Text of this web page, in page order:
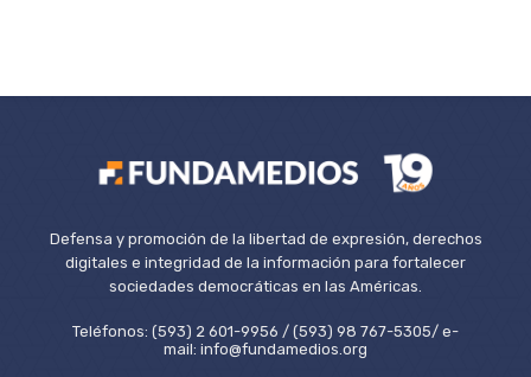
Defensa y promoción de la libertad de expresión, derechos
digitales e integridad de la información para fortalecer
sociedades democráticas en las Américas.
Teléfonos: (593) 2 601-9956 / (593) 98 767-5305/ e-
mail: info@fundamedios.org